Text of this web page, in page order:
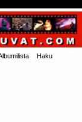
Haku